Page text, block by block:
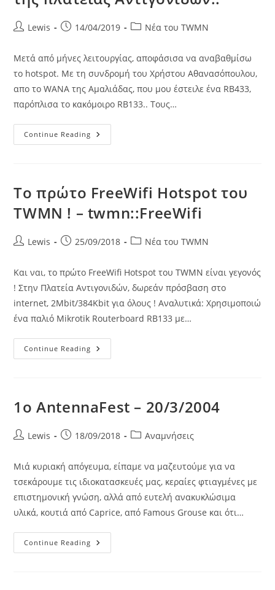
PostLewis
Post14/04/2019
PostΝέα του TWMN
Μετά από μήνες λειτουργίας, αποφάσισα να αναβαθμίσω
το hotspot. Με τη συνδρομή του Χρήστου Αθανασόπουλου,
απο το WANA της Αμαλιάδας, που μου έστειλε ένα RB433,
παρόπλισα το κακόμοιρο RB133.. Τους…
Continue Reading Αναβάθμιση
Του
Το πρώτο FreeWifi Hotspot του
TWMN ! – twmn::FreeWifi
PostLewis
Post25/09/2018
PostΝέα του TWMN
Και ναι, το πρώτο FreeWifi Hotspot του TWMN είναι γεγονός
! Στην Πλατεία Αντιγονιδών, δωρεάν πρόσβαση στο
internet, 2Mbit/384Kbit για όλους ! Αναλυτικά: Χρησιμοποιώ
ένα παλιό Mikrotik Routerboard RB133 με…
Continue Reading Το
Πρώτο
–
1o AntennaFest – 20/3/2004
PostLewis
Post18/09/2018
PostΑναμνήσεις
Μιά κυριακή απόγευμα, είπαμε να μαζευτούμε για να
τσεκάρουμε τις ιδιοκατασκευές μας, κεραίες φτιαγμένες με
επιστημονική γνώση, αλλά από ευτελή ανακυκλώσιμα
υλικά, κουτιά από Caprice, από Famous Grouse και ότι…
Continue Reading 1o
AntennaFest